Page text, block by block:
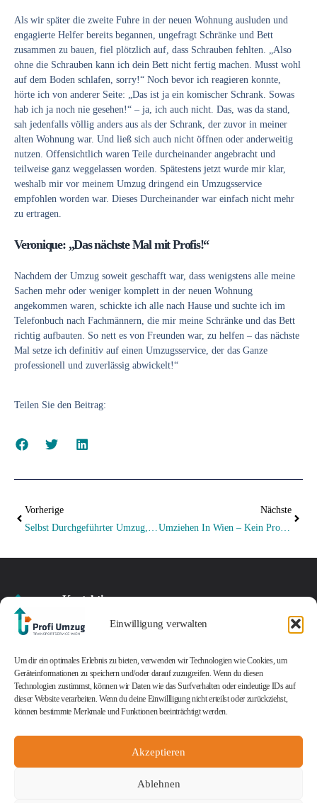
Einwilligung verwalten
Um dir ein optimales Erlebnis zu bieten, verwenden wir Technologien wie Cookies, um
Geräteinformationen zu speichern und/oder darauf zuzugreifen. Wenn du diesen
Technologien zustimmst, können wir Daten wie das Surfverhalten oder eindeutige IDs auf
dieser Website verarbeiten. Wenn du deine Einwillligung nicht erteilst oder zurückziehst,
können bestimmte Merkmale und Funktionen beeinträchtigt werden.
Akzeptieren
Ablehnen
Als wir später die zweite Fuhre in der neuen Wohnung ausluden und
engagierte Helfer bereits begannen, ungefragt Schränke und Bett
zusammen zu bauen, fiel plötzlich auf, dass Schrauben fehlten. „Also
ohne die Schrauben kann ich dein Bett nicht fertig machen. Musst wohl
auf dem Boden schlafen, sorry!“ Noch bevor ich reagieren konnte,
hörte ich von anderer Seite: „Das ist ja ein komischer Schrank. Sowas
hab ich ja noch nie gesehen!“ – ja, ich auch nicht. Das, was da stand,
sah jedenfalls völlig anders aus als der Schrank, der zuvor in meiner
alten Wohnung war. Und ließ sich auch nicht öffnen oder anderweitig
nutzen. Offensichtlich waren Teile durcheinander angebracht und
teilweise ganz weggelassen worden. Spätestens jetzt wurde mir klar,
weshalb mir vor meinem Umzug dringend ein Umzugsservice
empfohlen worden war. Dieses Durcheinander war einfach nicht mehr
zu ertragen.
Veronique: „Das nächste Mal mit Profis!“
Nachdem der Umzug soweit geschafft war, dass wenigstens alle meine
Sachen mehr oder weniger komplett in der neuen Wohnung
angekommen waren, schickte ich alle nach Hause und suchte ich im
Telefonbuch nach Fachmännern, die mir meine Schränke und das Bett
richtig aufbauten. So nett es von Freunden war, zu helfen – das nächste
Mal setze ich definitiv auf einen Umzugsservice, der das Ganze
professionell und zuverlässig abwickelt!“
Teilen Sie den Beitrag:
Vorherige
Nächste
Umziehen In Wien – Kein Problem Mit Den Umzug-Profis
Ein
und
professioneller
Umzugsservice
– genau
Kontaktieren
Jetzt Angebot
Kontaktieren Sie uns
noch heute und
sichern Sie sich ein
unverbindliches
umzug.at
+43
1
208
1100
Wien
Öffnungszeiten
Freitag:
08:00
–
08:00
(EU)
© 2025profi-
umzug.at Alle Rechte
vorbehalten.